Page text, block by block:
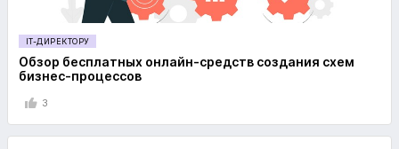
IT-ДИРЕКТОРУ
Обзор бесплатных онлайн-средств создания схем
бизнес-процессов
3